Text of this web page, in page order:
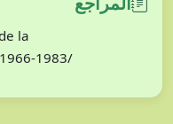
la
1983/